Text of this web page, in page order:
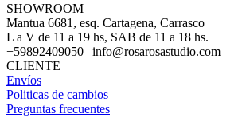
SHOWROOM
Mantua 6681, esq. Cartagena, Carrasco
L a V de 11 a 19 hs, SAB de 11 a 18 hs.
+59892409050 | info@rosarosastudio.com
CLIENTE
Envíos
Politicas de cambios
Preguntas frecuentes